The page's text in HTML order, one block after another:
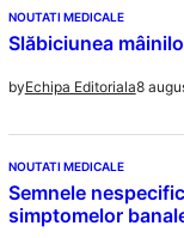
NOUTATI MEDICALE
Slăbiciunea
byEchipa Editoriala8
NOUTATI MEDICALE
Semnele
simptomelor